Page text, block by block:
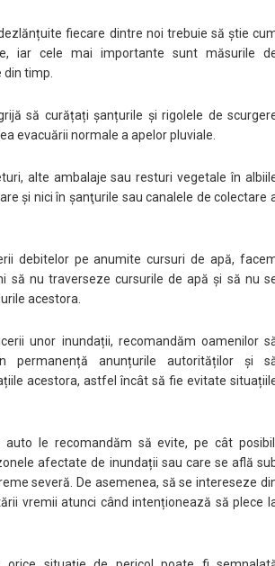
fiecare dintre noi trebuie să știe
iar cele mai importante sunt măsurile
din timp.
să curățați șanțurile și rigolele de
evacuării normale a apelor pluviale.
alte ambalaje sau resturi vegetale în
și nici în şanţurile sau canalele de colectare
debitelor pe anumite cursuri de apă,
să nu traverseze cursurile de apă și să nu
acestora.
unor inundații, recomandăm oamenilor
permanență anunțurile autorităților și
acestora, astfel încât să fie evitate
auto le recomandăm să evite, pe cât
afectate de inundații sau care se află
severă. De asemenea, să se intereseze
vremii atunci când intenționează să plece